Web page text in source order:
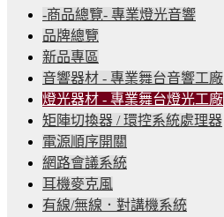
-商品總覽- 專業燈光音響
品牌總覽
新品專區
音響器材 - 專業舞台音響工廠
燈光器材 - 專業舞台燈光工廠
矩陣切換器 / 環控系統處理器
電源順序開關
網路會議系統
耳機麥克風
有線/無線．對講機系統